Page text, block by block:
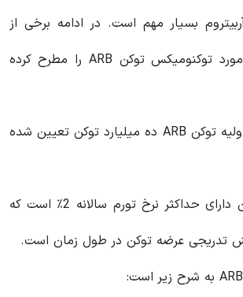
بسیار مهم است. در ادامه برخی از
جزئیات کلیدی در مورد توکنومیکس توکن ARB را مطرح کرده
عرضه اولیه توکن ARB ده میلیارد توکن تعیین شده
این توکن دارای حداکثر نرخ تورم سالانه 2٪ است که
تدریجی عرضه توکن در طول زمان است.